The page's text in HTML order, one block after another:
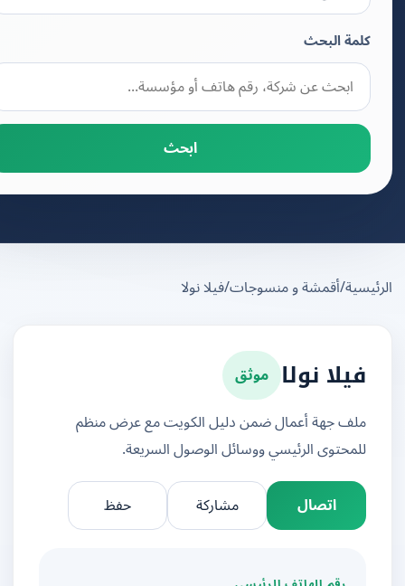
كلمة البحث
ابحث
/أقمشة و منسوجات/فيلا نولا
فيلا نولا موثق
ملف جهة أعمال ضمن دليل الكويت مع عرض منظم
للمحتوى الرئيسي ووسائل الوصول السريعة.
اتصال
مشاركة